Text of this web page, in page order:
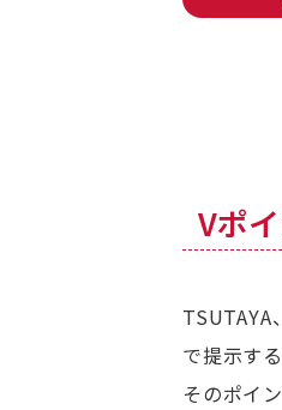
Vポ
で提示す
そのポイ